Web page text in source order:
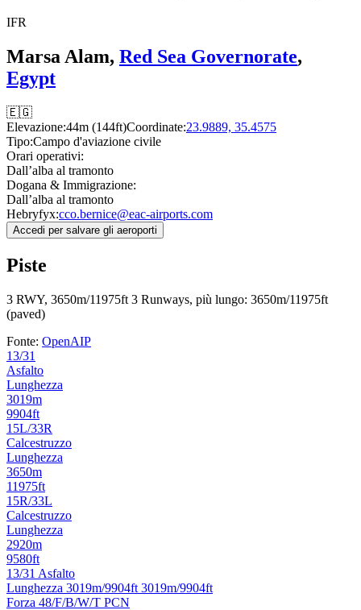
IFR
Marsa Alam, Red Sea Governorate,
Egypt
🇪🇬
Elevazione:44m (144ft)Coordinate:23.9889, 35.4575
Tipo:Campo d'aviazione civile
Orari operativi:
Dall’alba al tramonto
Dogana & Immigrazione:
Dall’alba al tramonto
Hebryfyx:cco.bernice@eac-airports.com
Accedi per salvare gli aeroporti
Piste
3 RWY, 3650m/11975ft 3 Runways, più lungo: 3650m/11975ft
(paved)
Fonte: OpenAIP
13/31
Asfalto
Lunghezza
3019m
9904ft
15L/33R
Calcestruzzo
Lunghezza
3650m
11975ft
15R/33L
Calcestruzzo
Lunghezza
2920m
9580ft
13/31 Asfalto
Lunghezza 3019m/9904ft 3019m/9904ft
Forza 48/F/B/W/T PCN